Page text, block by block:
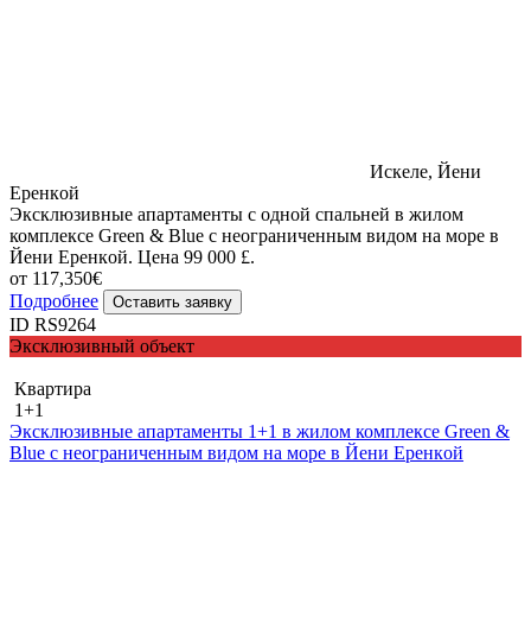
Искеле, Йени
Еренкoй
Эксклюзивные апартаменты с одной спальней в жилом
комплексе Green & Blue с неограниченным видом на море в
Йени Еренкoй. Цена 99 000 £.
от 117,350€
Подробнее
Оставить заявку
ID RS9264
Эксклюзивный объект
Квартира
1+1
Эксклюзивные апартаменты 1+1 в жилом комплексе Green &
Blue с неограниченным видом на море в Йени Еренкoй